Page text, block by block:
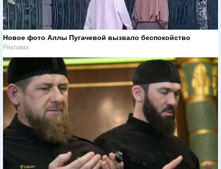
Новое фото Аллы Пугачевой вызвало беспокойство
Реклама